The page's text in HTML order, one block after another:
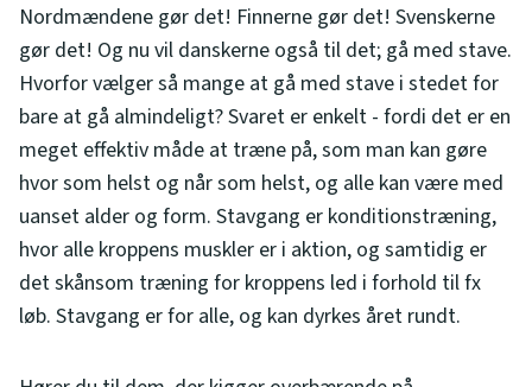
Nordmændene gør det! Finnerne gør det! Svenskerne
gør det! Og nu vil danskerne også til det; gå med stave.
Hvorfor vælger så mange at gå med stave i stedet for
bare at gå almindeligt? Svaret er enkelt - fordi det er en
meget effektiv måde at træne på, som man kan gøre
hvor som helst og når som helst, og alle kan være med
uanset alder og form. Stavgang er konditionstræning,
hvor alle kroppens muskler er i aktion, og samtidig er
det skånsom træning for kroppens led i forhold til fx
løb. Stavgang er for alle, og kan dyrkes året rundt.